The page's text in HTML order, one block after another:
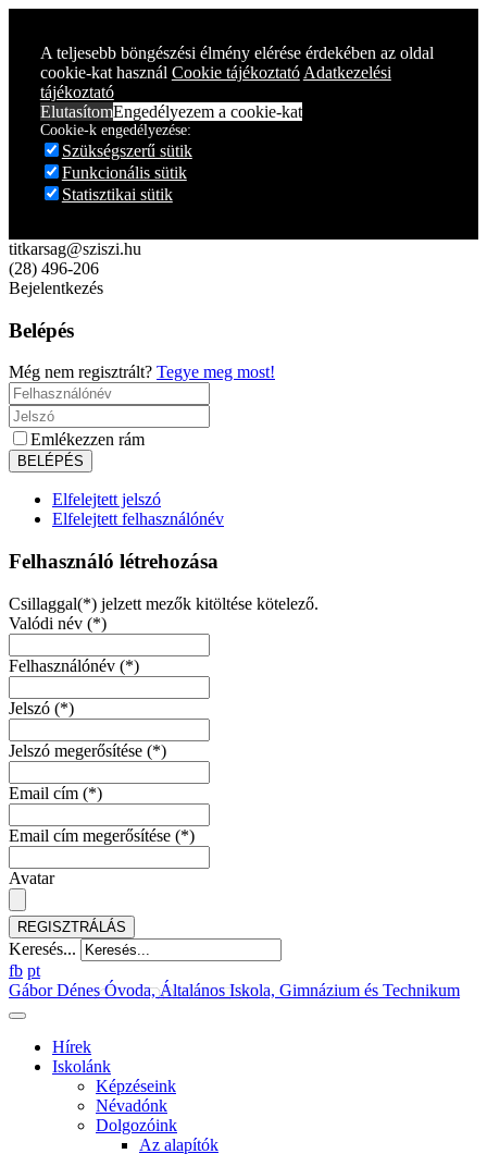
A teljesebb böngészési élmény elérése érdekében az oldal
cookie-kat használ Cookie tájékoztató Adatkezelési
tájékoztató
ElutasítomEngedélyezem a cookie-kat
Cookie-k engedélyezése:
Szükségszerű sütik
Funkcionális sütik
Statisztikai sütik
titkarsag@sziszi.hu
(28) 496-206
Bejelentkezés
Belépés
Még nem regisztrált? Tegye meg most!
Emlékezzen rám
Elfelejtett jelszó
Elfelejtett felhasználónév
Felhasználó létrehozása
Csillaggal(*) jelzett mezők kitöltése kötelező.
Valódi név (*)
Felhasználónév (*)
Jelszó (*)
Jelszó megerősítése (*)
Email cím (*)
Email cím megerősítése (*)
Avatar
REGISZTRÁLÁS
Keresés...
fb pt
Gábor Dénes Óvoda, Általános Iskola, Gimnázium és Technikum
Hírek
Iskolánk
Képzéseink
Névadónk
Dolgozóink
Az alapítók